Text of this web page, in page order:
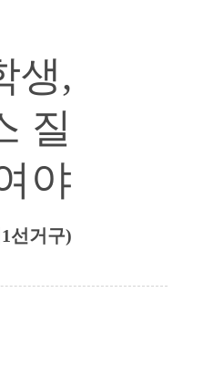
생,
질
야
선거구)